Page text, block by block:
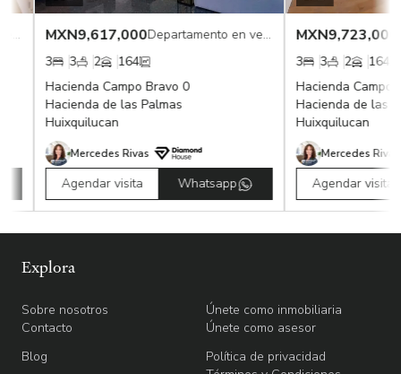
MXN9,617,000
Departamento en venta
3 2
164
Hacienda Campo Bravo 0
Hacienda de las Palmas
Huixquilucan
Mercedes Rivas
Agendar visita Whatsapp
MXN9,723,000
3 2
164
Hacienda Campo
Hacienda de las
Huixquilucan
Mercedes Rivas
Agendar visita
Explora
Sobre nosotros
Contacto
Únete como inmobiliaria
Únete como asesor
Blog
Política de privacidad